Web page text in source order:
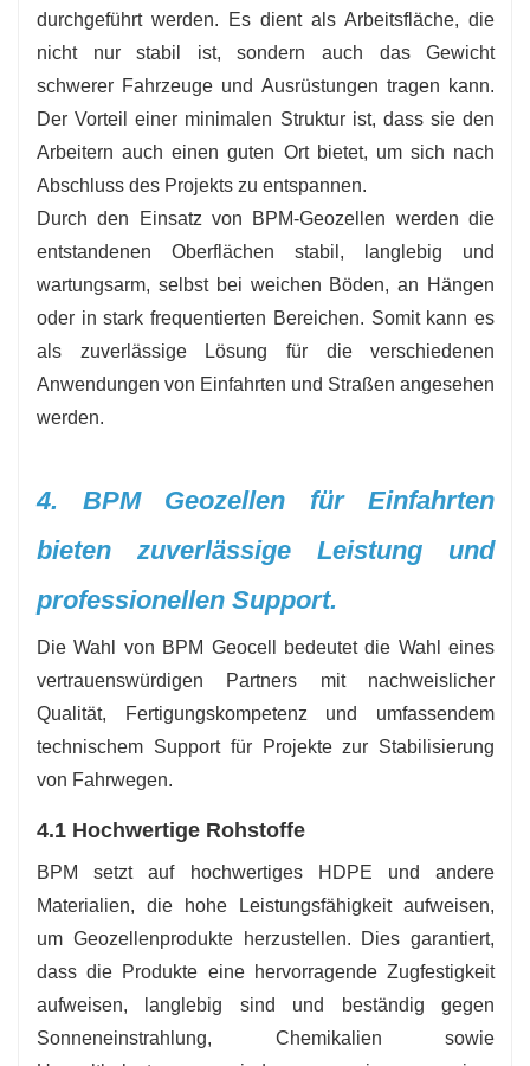
durchgeführt werden. Es dient als Arbeitsfläche, die
nicht nur stabil ist, sondern auch das Gewicht
schwerer Fahrzeuge und Ausrüstungen tragen kann.
Der Vorteil einer minimalen Struktur ist, dass sie den
Arbeitern auch einen guten Ort bietet, um sich nach
Abschluss des Projekts zu entspannen.
Durch den Einsatz von BPM-Geozellen werden die
entstandenen Oberflächen stabil, langlebig und
wartungsarm, selbst bei weichen Böden, an Hängen
oder in stark frequentierten Bereichen. Somit kann es
als zuverlässige Lösung für die verschiedenen
Anwendungen von Einfahrten und Straßen angesehen
werden.
4. BPM Geozellen für Einfahrten
bieten zuverlässige Leistung und
professionellen Support.
Die Wahl von BPM Geocell bedeutet die Wahl eines
vertrauenswürdigen Partners mit nachweislicher
Qualität, Fertigungskompetenz und umfassendem
technischem Support für Projekte zur Stabilisierung
von Fahrwegen.
4.1 Hochwertige Rohstoffe
BPM setzt auf hochwertiges HDPE und andere
Materialien, die hohe Leistungsfähigkeit aufweisen,
um Geozellenprodukte herzustellen. Dies garantiert,
dass die Produkte eine hervorragende Zugfestigkeit
aufweisen, langlebig sind und beständig gegen
Sonneneinstrahlung, Chemikalien sowie